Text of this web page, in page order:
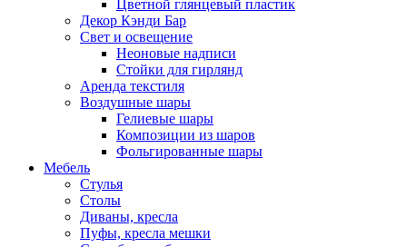
Цветной глянцевый пластик
Декор Кэнди Бар
Свет и освещение
Неоновые надписи
Стойки для гирлянд
Аренда текстиля
Воздушные шары
Гелиевые шары
Композиции из шаров
Фольгированные шары
Мебель
Стулья
Столы
Диваны, кресла
Пуфы, кресла мешки